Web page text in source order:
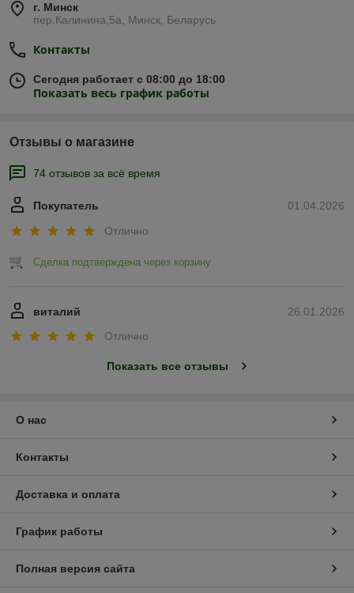
г. Минск
пер.Калинина,5а, Минск, Беларусь
Контакты
Сегодня работает с 08:00 до 18:00
Показать весь график работы
Отзывы о магазине
74 отзывов за всё время
01.04.2026
Покупатель
Отлично
Сделка подтверждена через корзину
26.01.2026
виталий
Отлично
Показать все отзывы
О нас
Контакты
Доставка и оплата
График работы
Полная версия сайта